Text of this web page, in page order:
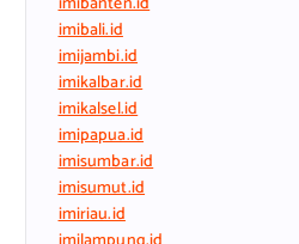
imibali.id
imijambi.id
imikalbar.id
imikalsel.id
imipapua.id
imisumbar.id
imisumut.id
imiriau.id